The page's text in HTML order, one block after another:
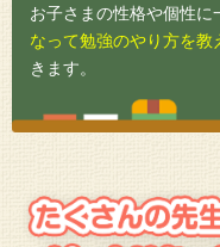
お子さまの性格や個性
なって勉強のやり方を教
きます。